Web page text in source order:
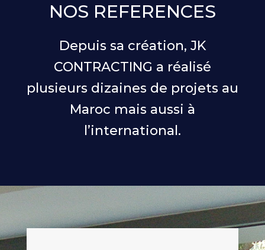
NOS REFERENCES
Depuis sa création, JK
CONTRACTING a réalisé
plusieurs dizaines de projets au
Maroc mais aussi à
l’international.